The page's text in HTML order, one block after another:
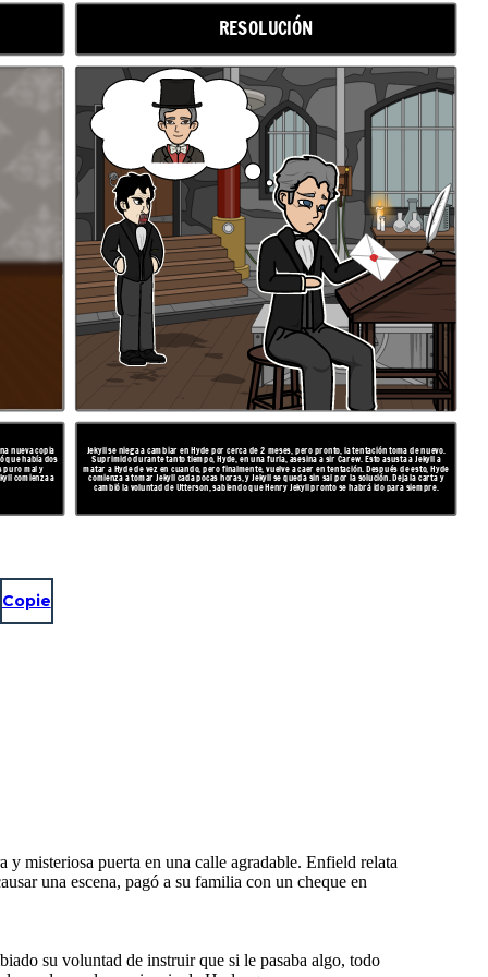
RESOLUCIÓN
nueva copia
que había dos
puro mal y
comienza a
Jekyll se niega a cambiar en Hyde por cerca de 2 meses, pero pronto, la tentación toma de nuevo.
Suprimido durante tanto tiempo, Hyde, en una furia, asesina a sir Carew. Esto asusta a Jekyll a
matar a Hyde de vez en cuando, pero finalmente, vuelve a caer en tentación. Después de esto, Hyde
comienza a tomar Jekyll cada pocas horas, y Jekyll se queda sin sal por la solución. Deja la carta y
cambió la voluntad de Utterson, sabiendo que Henry Jekyll pronto se habrá ido para siempre.
Copie
y misteriosa puerta en una calle agradable. Enfield relata
una escena, pagó a su familia con un cheque en
su voluntad de instruir que si le pasaba algo, todo